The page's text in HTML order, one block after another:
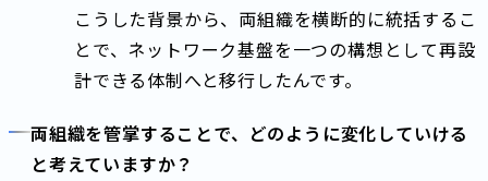
こうした背景から、両組織を横断的に統括するこ
とで、ネットワーク基盤を一つの構想として再設
計できる体制へと移行したんです。
両組織を管掌することで、どのように変化していける
と考えていますか？